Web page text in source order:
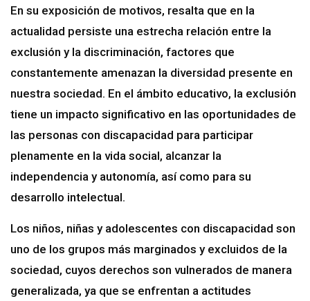
En su exposición de motivos, resalta que en la
actualidad persiste una estrecha relación entre la
exclusión y la discriminación, factores que
constantemente amenazan la diversidad presente en
nuestra sociedad. En el ámbito educativo, la exclusión
tiene un impacto significativo en las oportunidades de
las personas con discapacidad para participar
plenamente en la vida social, alcanzar la
independencia y autonomía, así como para su
desarrollo intelectual.
Los niños, niñas y adolescentes con discapacidad son
uno de los grupos más marginados y excluidos de la
sociedad, cuyos derechos son vulnerados de manera
generalizada, ya que se enfrentan a actitudes